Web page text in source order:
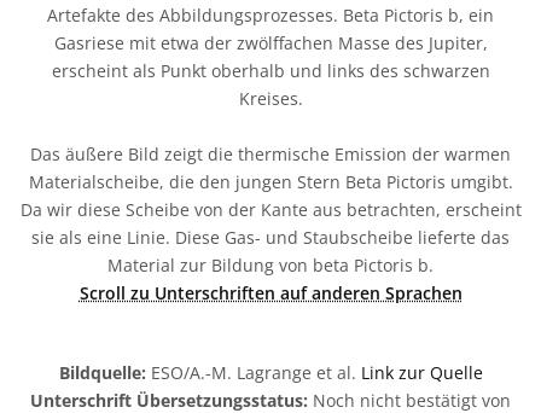
Artefakte des Abbildungsprozesses. Beta Pictoris b, ein
Gasriese mit etwa der zwölffachen Masse des Jupiter,
erscheint als Punkt oberhalb und links des schwarzen
Kreises.
Das äußere Bild zeigt die thermische Emission der warmen
Materialscheibe, die den jungen Stern Beta Pictoris umgibt.
Da wir diese Scheibe von der Kante aus betrachten, erscheint
sie als eine Linie. Diese Gas- und Staubscheibe lieferte das
Material zur Bildung von beta Pictoris b.
Scroll zu Unterschriften auf anderen Sprachen
Bildquelle: ESO/A.-M. Lagrange et al. Link zur Quelle
Unterschrift Übersetzungsstatus: Noch nicht bestätigt von